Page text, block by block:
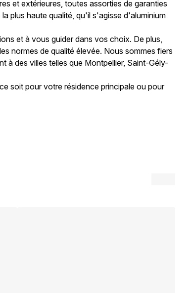
et extérieures, toutes assorties de garanties
plus haute qualité, qu'il s'agisse d'aluminium
et à vous guider dans vos choix. De plus,
normes de qualité élevée. Nous sommes fiers
à des villes telles que Montpellier, Saint-Gély-
soit pour votre résidence principale ou pour